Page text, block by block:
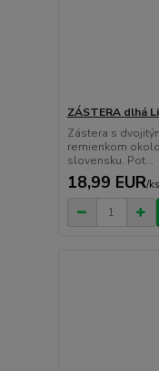
ZÁSTERA dlhá
Zástera s
remienkom
slovensku. Pot...
18,99 EUR/ks